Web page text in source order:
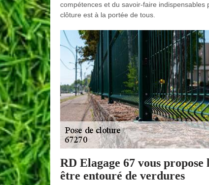
compétences et du savoir-faire
clôture est à la portée de tous.
RD Elagage 67 vous
être entouré de verdures